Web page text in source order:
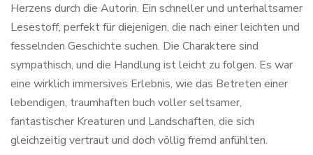
Herzens durch die Autorin. Ein schneller und unterhaltsamer
Lesestoff, perfekt für diejenigen, die nach einer leichten und
fesselnden Geschichte suchen. Die Charaktere sind
sympathisch, und die Handlung ist leicht zu folgen. Es war
eine wirklich immersives Erlebnis, wie das Betreten einer
lebendigen, traumhaften buch voller seltsamer,
fantastischer Kreaturen und Landschaften, die sich
gleichzeitig vertraut und doch völlig fremd anfühlten.